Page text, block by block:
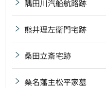
隅田川汽船航路跡
熊井理左衛門宅跡
桑田立斎宅跡
桑名藩主松平家墓